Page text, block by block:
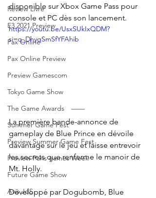
Review Livre
E3 2021 Preview
Pax Online
Pax Online Preview
Preview Gamescom
Tokyo Game Show
The Game Awards
Summer Game Fest
Preview Summer Game Fest
Preview Paris games Week
Future Game Show
Avis JdS
disponible sur Xbox Game Pass pour
console et PC dès son lancement.
https://youtu.be/UsxSUkIxQDM?
si=q_DhyqSmSfYFAhib
La première bande-annonce de
gameplay de Blue Prince en dévoile
davantage sur le jeu et laisse entrevoir
les secrets que renferme le manoir de
Mt. Holly.
Développé par Dogubomb, Blue